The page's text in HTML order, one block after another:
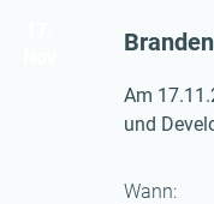
Am
und
Wann: